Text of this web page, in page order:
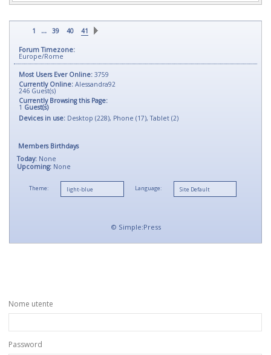
1 ... 39 40 41
Forum Timezone:
Europe/Rome
Most Users Ever Online: 3759
Currently Online: Alessandra92
246 Guest(s)
Currently Browsing this Page:
1 Guest(s)
Devices in use: Desktop (228), Phone (17), Tablet (2)
Members Birthdays
Today: None
Upcoming: None
Theme: Language:
© Simple:Press
Nome utente
Password